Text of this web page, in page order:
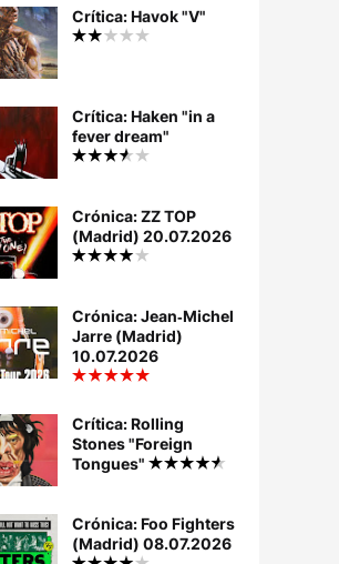
Crítica: Havok "V"
Crítica: Haken "in a
fever dream"
Crónica: ZZ TOP
(Madrid) 20.07.2026
Crónica: Jean‐Michel
Jarre (Madrid)
10.07.2026
Crítica: Rolling
Stones "Foreign
Tongues"
Crónica: Foo Fighters
(Madrid) 08.07.2026